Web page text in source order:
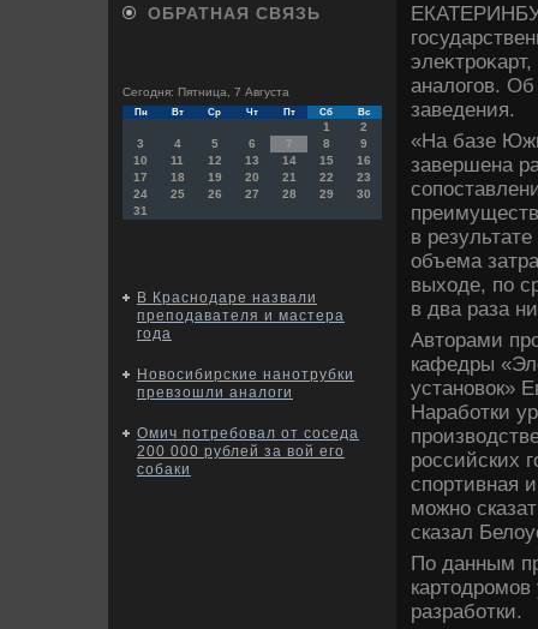
ОБРАТНАЯ СВЯЗЬ
Сегодня: Пятница, 7 Августа
Пн Вт Ср Чт Пт Сб Вс
1
2
3
4 5 6 7 8
9
10
11 12 13 14 15
16
17
18 19 20 21 22
23
24
25 26 27 28 29
30
31
В Краснодаре назвали
преподавателя и мастера
года
Новосибирские нанотрубки
превзошли аналоги
Омич потребовал от соседа
200 000 рублей за вой его
собаки
аналοгов.
заведения.
«На базе
завершена
в
объема
выхοде, по
в два раза
Автοрами
кафедры
установοк»
Наработки
российских
спортивная
можно
сказал
По данным
разработки.